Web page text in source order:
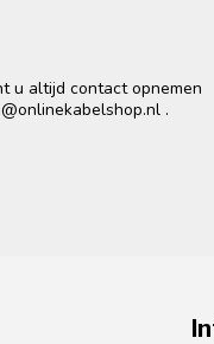
u altijd contact opnemen
.